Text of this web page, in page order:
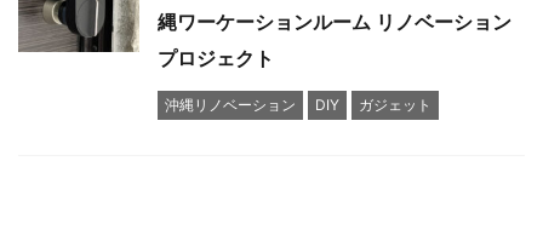
縄ワーケーションルーム リノベーション
プロジェクト
沖縄リノベーション DIY ガジェット